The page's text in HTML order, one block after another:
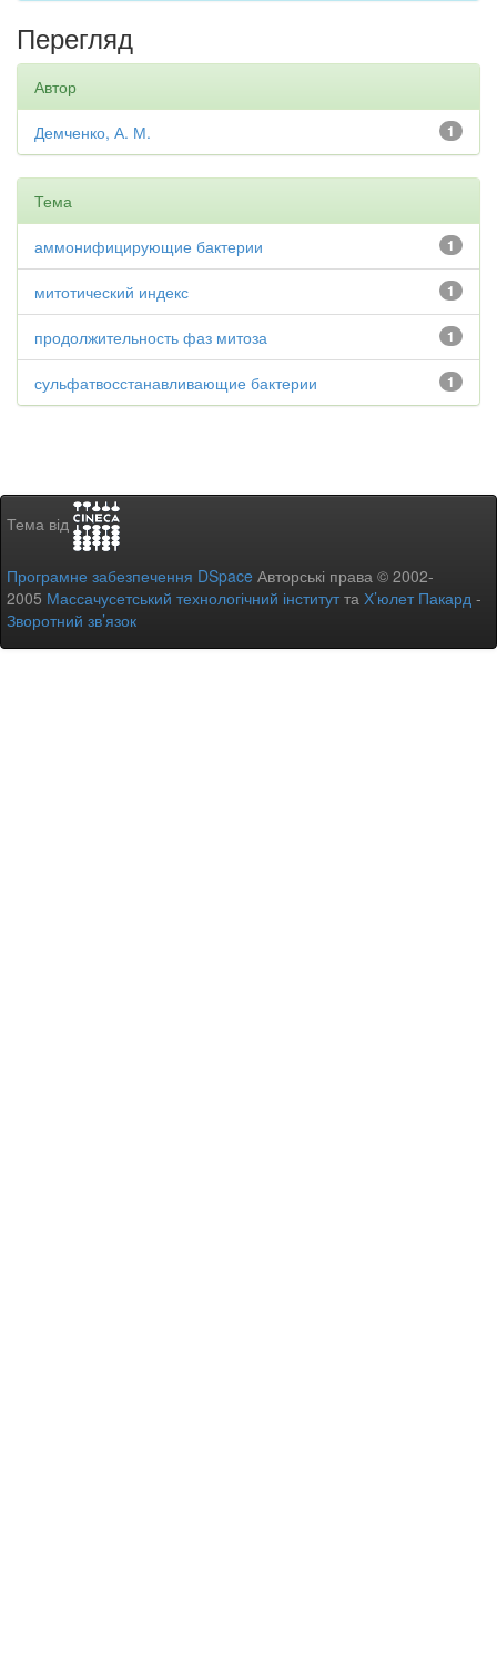
Перегляд
Автор
1
Демченко, А. М.
Тема
1
аммонифицирующие бактерии
1
митотический индекс
1
продолжительность фаз митоза
1
сульфатвосстанавливающие бактерии
Тема від
Програмне забезпечення DSpace Авторські права © 2002-
2005 Массачусетський технологічний інститутта Х’юлет Пакард -
Зворотний зв’язок